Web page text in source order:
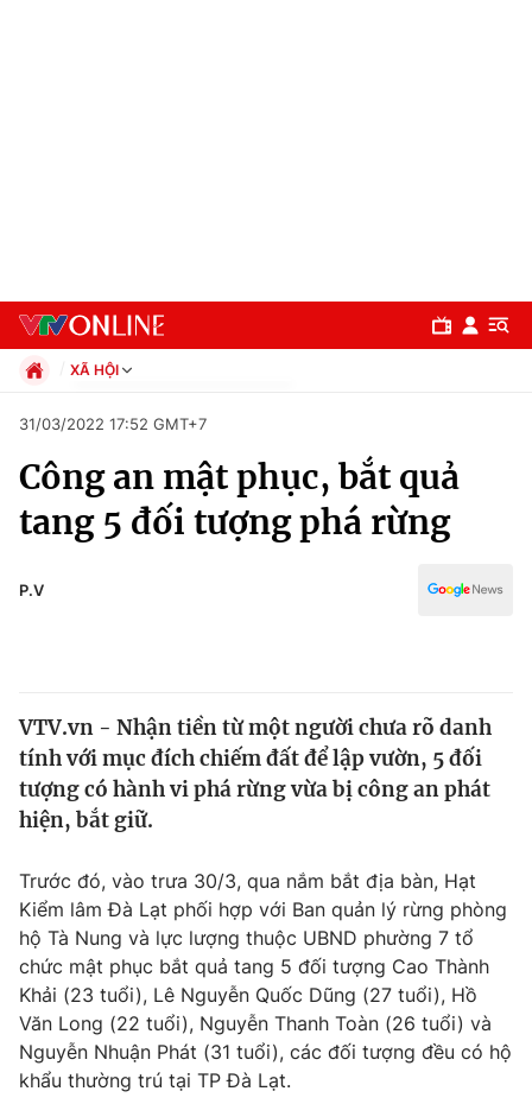
Chuyên mục
Chính trị
Y tế
Thế giới
Thế giới đó đây
Câu chuyện quốc tế
Kinh tế
Tài chính
Thị trường
Góc doanh nghiệp
Dữ liệu và đời sống
Truyền hình
Phim VTV
Giải trí
XÃ HỘI
Xã hội
Pháp luật
Kinh tế
Thể thao
Giáo dục
31/03/2022 17:52 GMT+7
Công an mật phục, bắt quả
tang 5 đối tượng phá rừng
P.V
VTV.vn - Nhận tiền từ một người chưa rõ danh
tính với mục đích chiếm đất để lập vườn, 5 đối
tượng có hành vi phá rừng vừa bị công an phát
hiện, bắt giữ.
Trước đó, vào trưa 30/3, qua nắm bắt địa bàn, Hạt
Kiểm lâm Đà Lạt phối hợp với Ban quản lý rừng phòng
hộ Tà Nung và lực lượng thuộc UBND phường 7 tổ
chức mật phục bắt quả tang 5 đối tượng Cao Thành
Khải (23 tuổi), Lê Nguyễn Quốc Dũng (27 tuổi), Hồ
Văn Long (22 tuổi), Nguyễn Thanh Toàn (26 tuổi) và
Nguyễn Nhuận Phát (31 tuổi), các đối tượng đều có hộ
khẩu thường trú tại TP Đà Lạt.